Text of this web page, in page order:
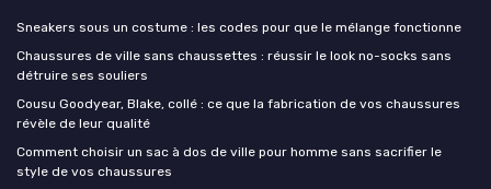
Sneakers sous un costume : les codes pour que le mélange fonctionne
Chaussures de ville sans chaussettes : réussir le look no-socks sans
détruire ses souliers
Cousu Goodyear, Blake, collé : ce que la fabrication de vos chaussures
révèle de leur qualité
Comment choisir un sac à dos de ville pour homme sans sacrifier le
style de vos chaussures